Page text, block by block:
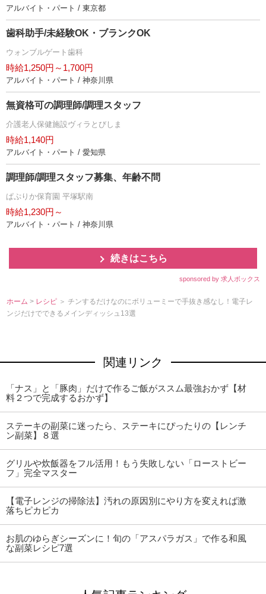
アルバイト・パート / 東京都
歯科助手/未経験OK・ブランクOK
ウォンブルゲート歯科
時給1,250円～1,700円
アルバイト・パート / 神奈川県
無資格可の調理師/調理スタッフ
介護老人保健施設ヴィラとびしま
時給1,140円
アルバイト・パート / 愛知県
調理師/調理スタッフ募集、年齢不問
ぱぷりか保育園 平塚駅南
時給1,230円～
アルバイト・パート / 神奈川県
続きはこちら
sponsored by 求人ボックス
ホーム > レシピ ＞ チンするだけなのにボリューミーで手抜き感なし！電子レ
ンジだけでできるメインディッシュ13選
関連リンク
「ナス」と「豚肉」だけで作るご飯がススム最強おかず【材
料２つで完成するおかず】
ステーキの副菜に迷ったら、ステーキにぴったりの【レンチ
ン副菜】８選
グリルや炊飯器をフル活用！もう失敗しない「ローストビー
フ」完全マスター
【電子レンジの掃除法】汚れの原因別にやり方を変えれば激
落ちピカピカ
お肌のゆらぎシーズンに！旬の「アスパラガス」で作る和風
な副菜レシピ7選